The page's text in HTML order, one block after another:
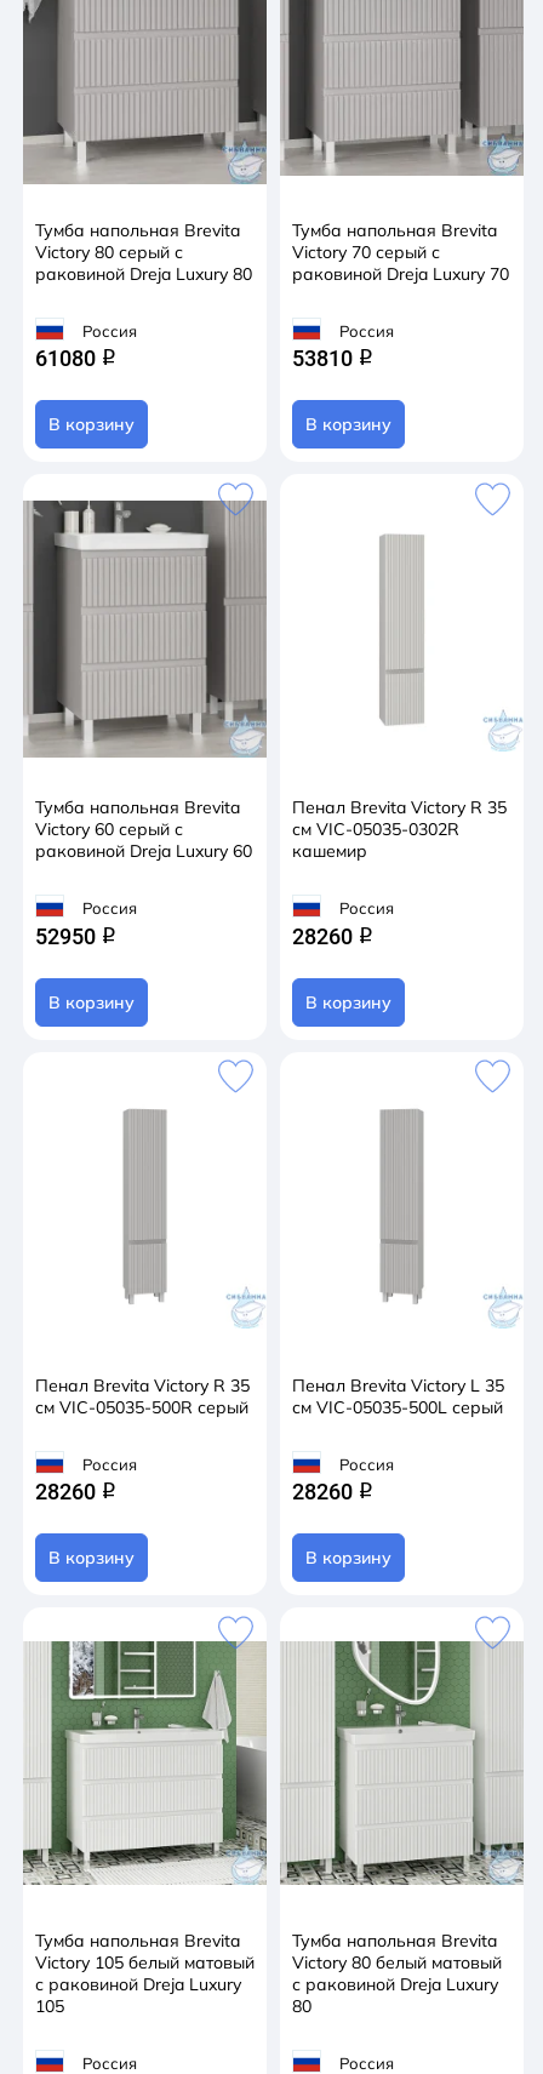
Тумба напольная Brevita
Victory 80 серый с
раковиной Dreja Luxury 80
Россия
61080 q
В корзину
Тумба напольная Brevita
Victory 70 серый с
раковиной Dreja Luxury 70
Россия
53810 q
В корзину
Тумба напольная Brevita
Victory 60 серый с
раковиной Dreja Luxury 60
Россия
52950 q
В корзину
Пенал Brevita Victory R 35
см VIC-05035-0302R
кашемир
Россия
28260 q
В корзину
Пенал Brevita Victory R 35
см VIC-05035-500R серый
Россия
28260 q
В корзину
Пенал Brevita Victory L 35
см VIC-05035-500L серый
Россия
28260 q
В корзину
Тумба напольная Brevita
Victory 105 белый матовый
с раковиной Dreja Luxury
105
Россия
Тумба напольная Brevita
Victory 80 белый матовый
с раковиной Dreja Luxury
80
Россия